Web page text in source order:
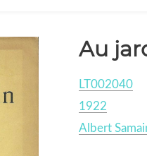
Au
LT002040
1922
Albert